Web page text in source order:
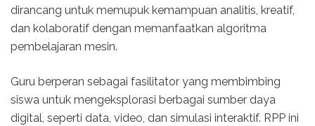
dirancang untuk memupuk kemampuan analitis, kreatif,
dan kolaboratif dengan memanfaatkan algoritma
pembelajaran mesin.
Guru berperan sebagai fasilitator yang membimbing
siswa untuk mengeksplorasi berbagai sumber daya
digital, seperti data, video, dan simulasi interaktif. RPP ini